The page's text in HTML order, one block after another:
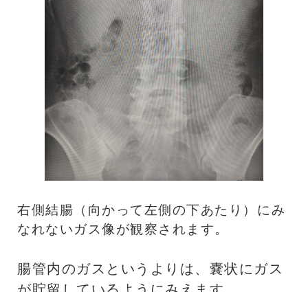
右側結腸（向かって左側の下あたり）にみ
なれないガス像が観察されます。
腸管内のガスというよりは、嚢状にガス